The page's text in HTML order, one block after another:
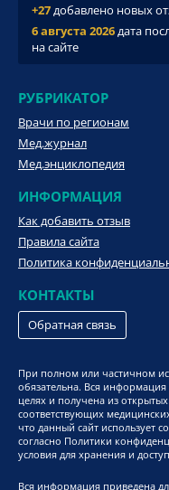
+27добавлено новых
6 августа 2026дата
на сайте
РУБРИКАТОР
Врачи по регионам
Мед.журнал
Мед.энциклопедия
ИНФОРМАЦИЯ
Как добавить отзыв
Правила сайта
Политика
КОНТАКТЫ
Обратная связь
При полном или частичном
обязательна. Вся
целях и получена из
соответствующих
что данный сайт использует
согласно Политики
условия для хранения и
Вся информация приведена